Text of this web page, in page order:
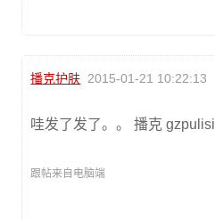
播克护肤 2015-01-21 10:22:13
哇发了发了。。 播克 gzpulisi
跟帖来自电脑端